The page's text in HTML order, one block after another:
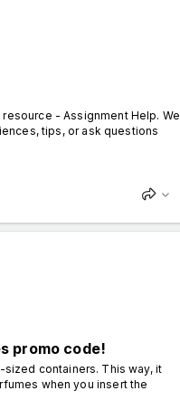
- Assignment Help. We
tips, or ask questions
promo code!
containers. This way, it
when you insert the